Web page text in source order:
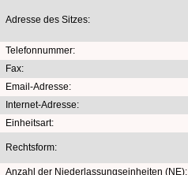
Adresse des Sitzes:
Telefonnummer:
Fax:
Email-Adresse:
Internet-Adresse:
Einheitsart:
Rechtsform:
Anzahl der Niederlassungseinheiten (NE):